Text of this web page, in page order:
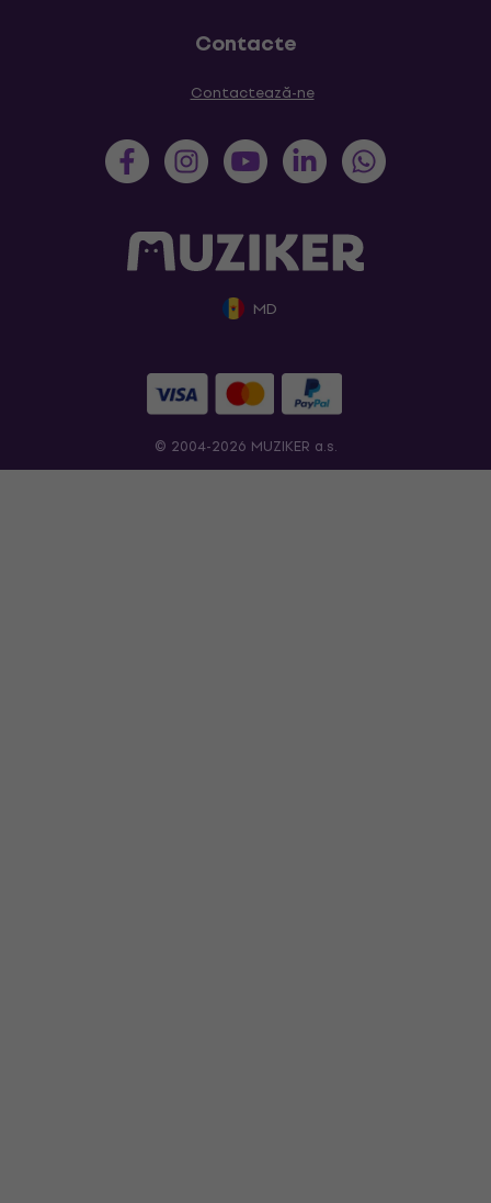
Contacte
Contactează-ne
MD
© 2004-2026 MUZIKER a.s.